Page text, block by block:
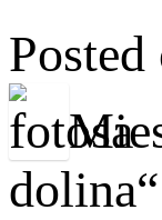
Posted